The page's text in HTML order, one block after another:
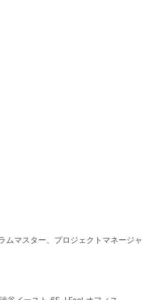
ムマスター、プロジェクトマネージャ